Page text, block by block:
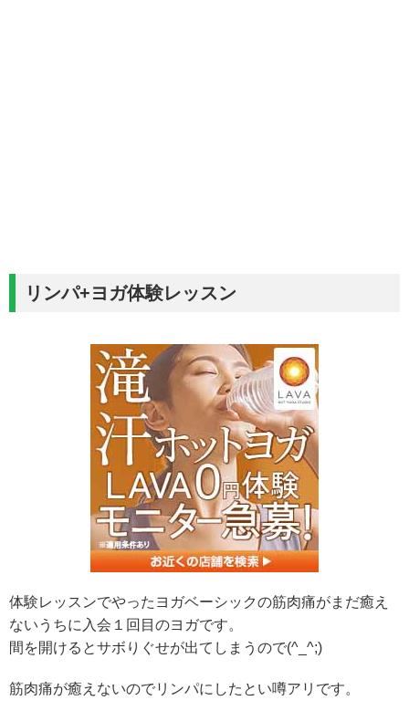
リンパ+ヨガ体験レッスン
体験レッスンでやったヨガベーシックの筋肉痛がまだ癒え
ないうちに入会１回目のヨガです。
間を開けるとサボりぐせが出てしまうので(^_^;)
筋肉痛が癒えないのでリンパにしたとい噂アリです。